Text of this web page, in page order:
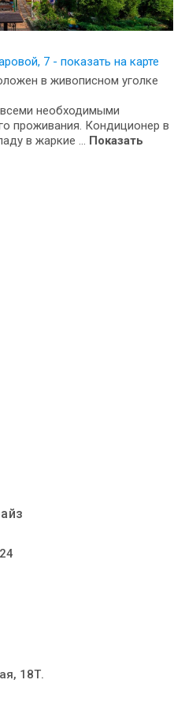
7 - показать на карте
в живописном уголке
необходимыми
проживания. Кондиционер в
в жаркие ... Показать
18Т.